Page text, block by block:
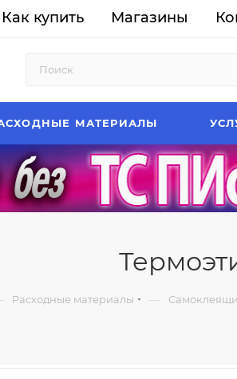
Как купить Магазины
МАТЕРИАЛЫ
Расходные материалы —